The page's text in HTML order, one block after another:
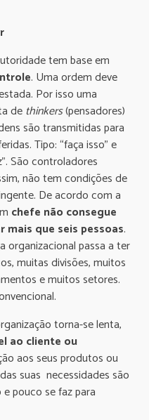
tem base em
. Uma ordem deve
Por isso uma
dethinkers(pensadores)
são transmitidas para
Tipo: “faça isso” e
São controladores
não tem condições de
De acordo com a
chefe não consegue
que seis pessoas.
organizacional passa a ter
muitas divisões, muitos
e muitos setores.
torna-se lenta,
ao cliente ou
aos seus produtos ou
suas necessidades são
pouco se faz para